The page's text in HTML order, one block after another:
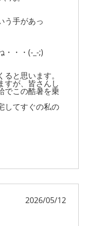
う手があっ
・・・(-_-;)
と思います。
すが、皆さんし
でこの酷暑を乗
してすぐの私の
2026/05/12